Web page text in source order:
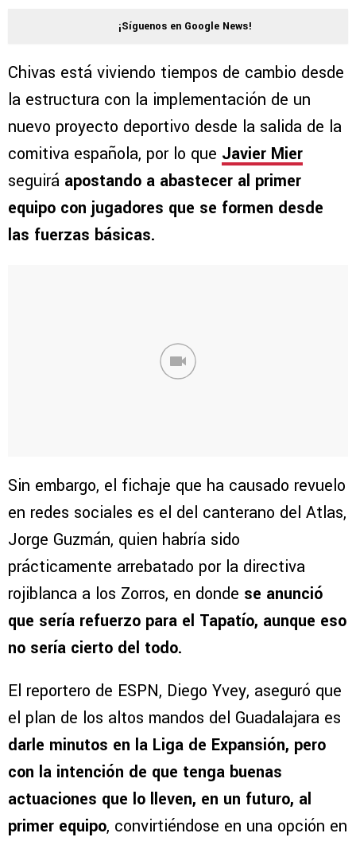
¡Síguenos en Google News!
Chivas está viviendo tiempos de cambio desde
la estructura con la implementación de un
nuevo proyecto deportivo desde la salida de la
comitiva española, por lo que Javier Mier
seguirá apostando a abastecer al primer
equipo con jugadores que se formen desde
las fuerzas básicas.
Sin embargo, el fichaje que ha causado revuelo
en redes sociales es el del canterano del Atlas,
Jorge Guzmán, quien habría sido
prácticamente arrebatado por la directiva
rojiblanca a los Zorros, en donde se anunció
que sería refuerzo para el Tapatío, aunque eso
no sería cierto del todo.
El reportero de ESPN, Diego Yvey, aseguró que
el plan de los altos mandos del Guadalajara es
darle minutos en la Liga de Expansión, pero
con la intención de que tenga buenas
actuaciones que lo lleven, en un futuro, al
primer equipo, convirtiéndose en una opción en